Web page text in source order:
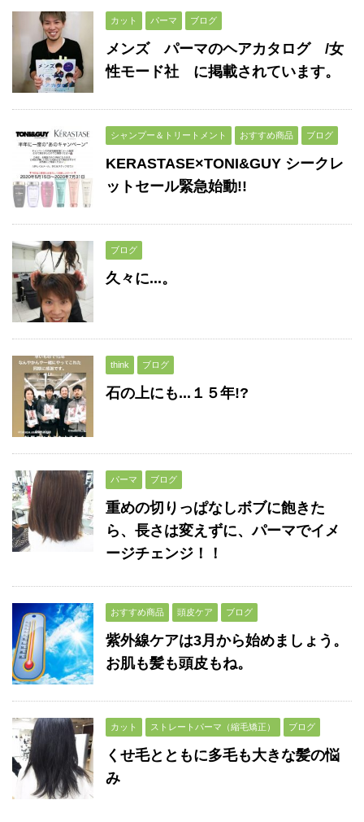
カット パーマ ブログ
メンズ パーマのヘアカタログ /女
性モード社 に掲載されています。
シャンプー＆トリートメント おすすめ商品 ブログ
KERASTASE×TONI&GUY シークレ
ットセール緊急始動!!
ブログ
久々に...。
think ブログ
石の上にも...１５年!?
パーマ ブログ
重めの切りっぱなしボブに飽きた
ら、長さは変えずに、パーマでイメ
ージチェンジ！！
おすすめ商品 頭皮ケア ブログ
紫外線ケアは3月から始めましょう。
お肌も髪も頭皮もね。
カット ストレートパーマ（縮毛矯正） ブログ
くせ毛とともに多毛も大きな髪の悩
み